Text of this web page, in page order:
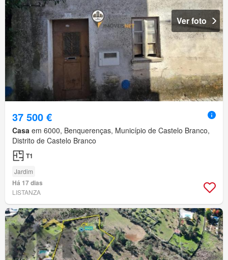
Ver foto
37 500 €
Casa em 6000, Benquerenças, Município de Castelo Branco,
Distrito de Castelo Branco
T1
Jardim
Há 17 dias
LISTANZA